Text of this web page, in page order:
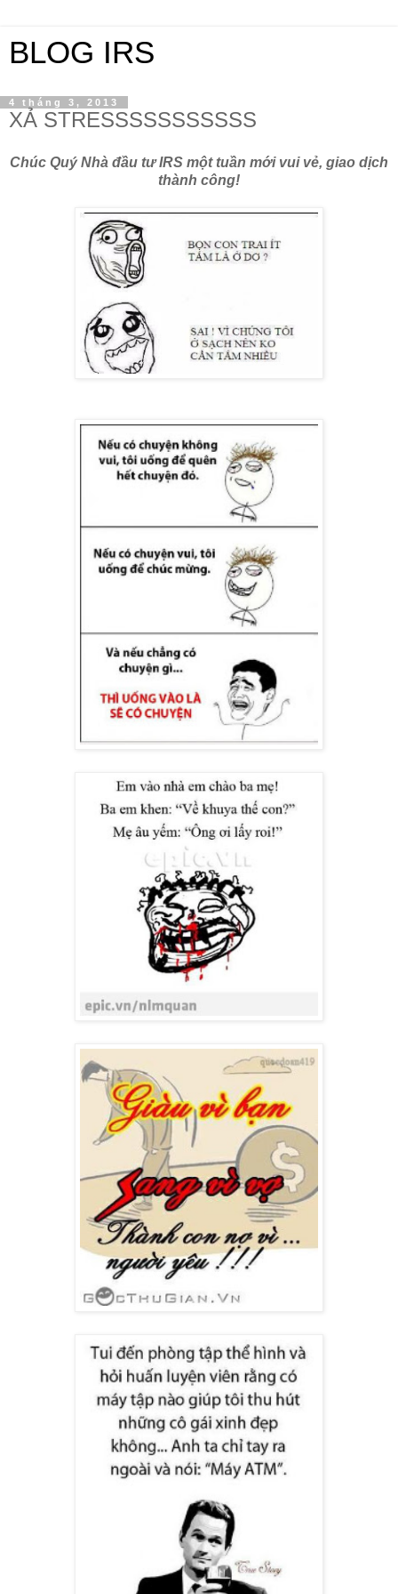
BLOG IRS
4 tháng 3, 2013
XẢ STRESSSSSSSSSSS
Chúc Quý Nhà đầu tư IRS một tuần mới vui vẻ, giao dịch
thành công!